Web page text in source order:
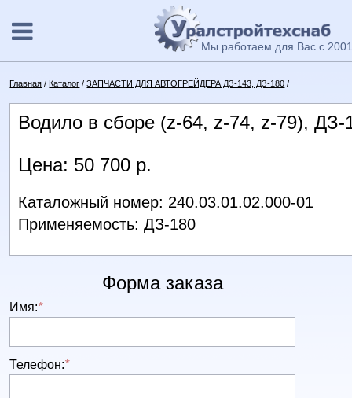
Мы работаем для Вас с
Главная /Каталог /ЗАПЧАСТИ ДЛЯ АВТОГРЕЙДЕРА ДЗ-143, ДЗ-180 /
Водило в сборе (z-64, z-74, z-79), ДЗ-
Цена: 50 700 р.
Каталожный номер: 240.03.01.02.000-01
Применяемость: ДЗ-180
Форма заказа
Имя:*
Телефон:*